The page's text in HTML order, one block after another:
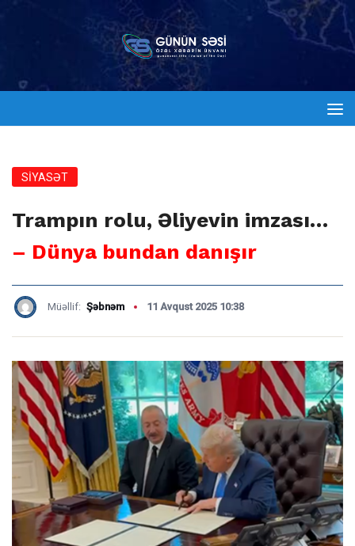
SİYASƏT
Trampın rolu, Əliyevin imzası…
– Dünya bundan danışır
Müəllif: Şəbnəm 11 Avqust 2025 10:38